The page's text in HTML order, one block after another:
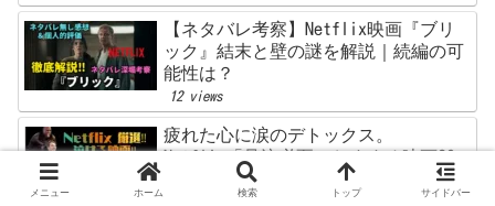
【ネタバレ考察】Netflix映画『ブリ
ック』結末と壁の謎を解説｜続編の可
能性は？
12 views
疲れた心に涙のデトックス。
Netflix「号泣必至」おすすめ映画20
選【タイプ別診断つき】
メニュー ホーム 検索 トップ サイドバー